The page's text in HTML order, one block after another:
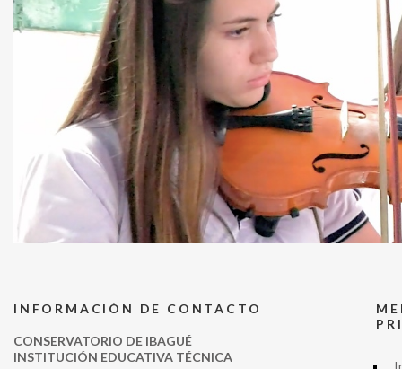
INFORMACIÓN DE CONTACTO
CONSERVATORIO DE IBAGUÉ
INSTITUCIÓN EDUCATIVA TÉCNICA